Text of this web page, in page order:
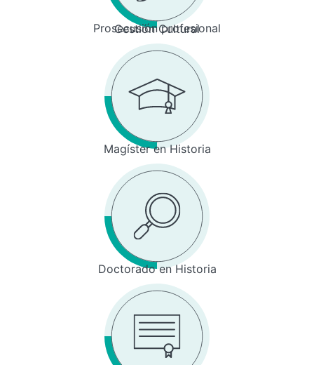
Prosecusión profesional
Gestión Cultural
Magíster en Historia
Doctorado en Historia